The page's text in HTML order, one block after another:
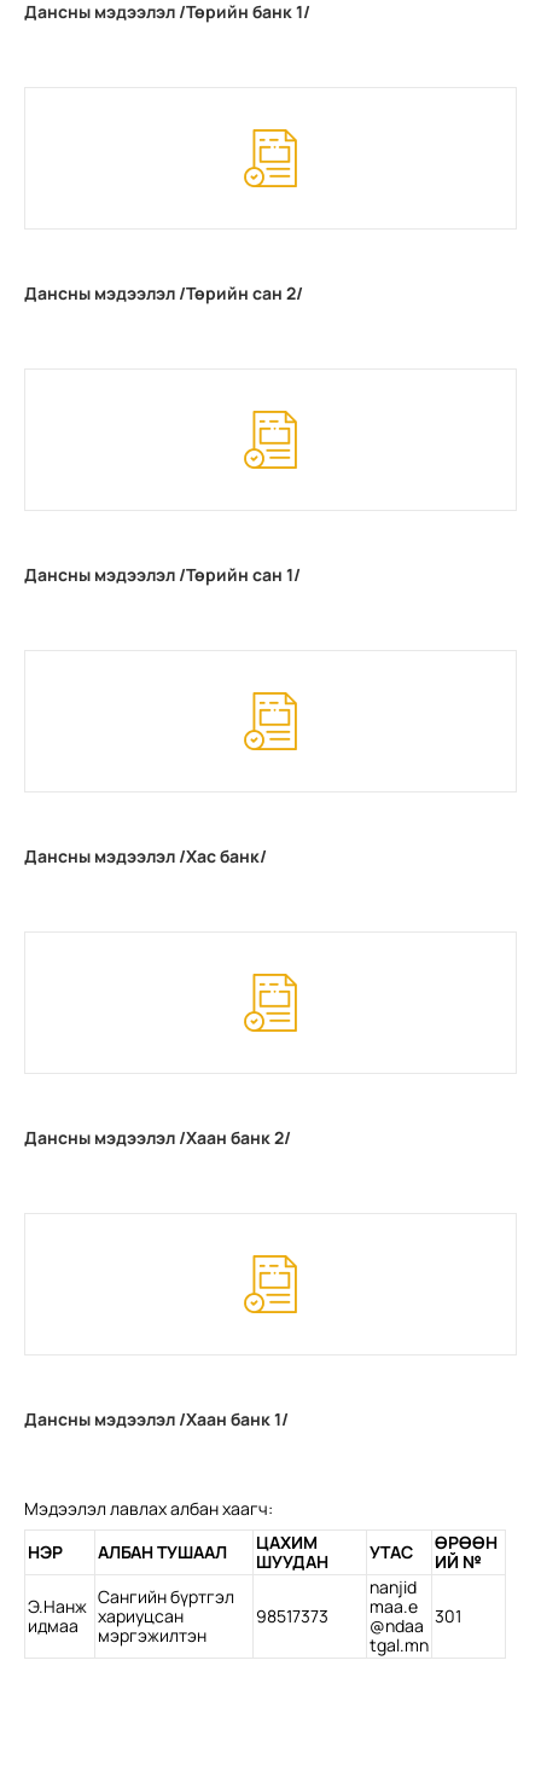
Дансны мэдээлэл /Төрийн банк 1/
Дансны мэдээлэл /Төрийн сан 2/
Дансны мэдээлэл /Төрийн сан 1/
Дансны мэдээлэл /Хас банк/
Дансны мэдээлэл /Хаан банк 2/
Дансны мэдээлэл /Хаан банк 1/
Мэдээлэл лавлах албан хаагч:
НЭР
АЛБАН ТУШААЛ
ЦАХИМ
ШУУДАН
УТАС
ӨРӨӨН
ИЙ №
Э.Нанж
идмаа
Сангийн бүртгэл
хариуцсан
мэргэжилтэн
98517373
nanjid
maa.e
@ndaa
tgal.mn
301